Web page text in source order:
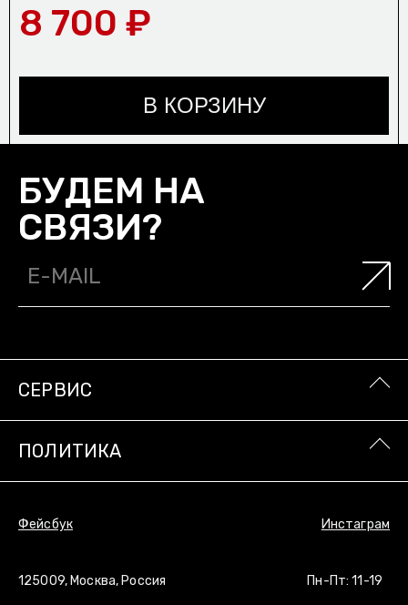
8 700 ₽
В КОРЗИНУ
БУДЕМ НА
СВЯЗИ?
125009, Москва, Россия Пн-Пт: 11-19
СЕРВИС
ПОЛИТИКА
Фейсбук Инстаграм